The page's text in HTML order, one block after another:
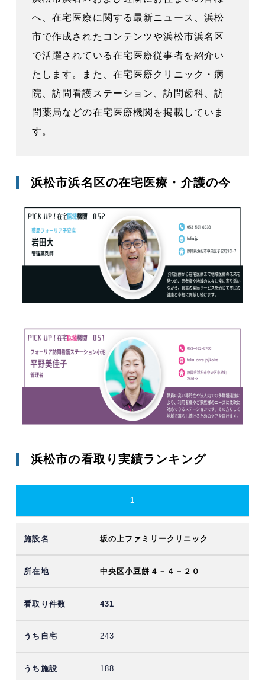
へ、在宅医療に関する最新ニュース、浜松
市で作成されたコンテンツや浜松市浜名区
で活躍されている在宅医療従事者を紹介い
たします。また、在宅医療クリニック・病
院、訪問看護ステーション、訪問歯科、訪
問薬局などの在宅医療機関を掲載していま
す。
浜松市浜名区の在宅医療・介護の今
浜松市の看取り実績ランキング
1
坂の上ファミリークリニック
中央区小豆餅４－４－２０
431
243
188